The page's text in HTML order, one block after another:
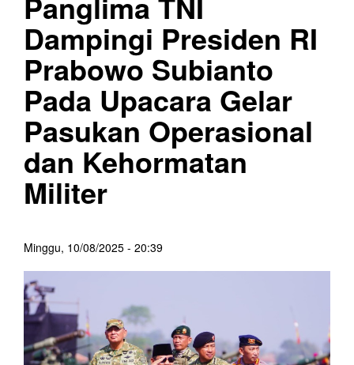
Dampingi Presiden RI
Prabowo Subianto
Pada Upacara Gelar
Pasukan Operasional
dan Kehormatan
Militer
Minggu, 10/08/2025 - 20:39